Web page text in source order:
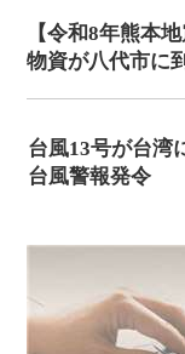
【令和8年熊本
物資が八代市に
台風13号が台
台風警報発令